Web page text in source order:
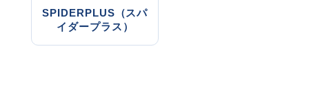
SPIDERPLUS（スパ
イダープラス）